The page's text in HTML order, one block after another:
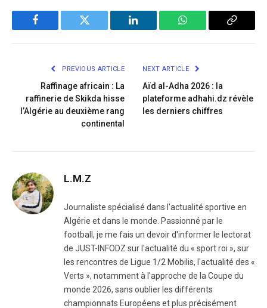
Facebook Twitter LinkedIn WhatsApp Copy
PREVIOUS ARTICLE
Raffinage africain : La
raffinerie de Skikda hisse
l’Algérie au deuxième rang
continental
NEXT ARTICLE
Aïd al-Adha 2026 : la
plateforme adhahi.dz révèle
les derniers chiffres
L.M.Z
Journaliste spécialisé dans l'actualité sportive en
Algérie et dans le monde. Passionné par le
football, je me fais un devoir d'informer le lectorat
de JUST-INFODZ sur l'actualité du « sport roi », sur
les rencontres de Ligue 1/2 Mobilis, l'actualité des «
Verts », notamment à l'approche de la Coupe du
monde 2026, sans oublier les différents
championnats Européens et plus précisément